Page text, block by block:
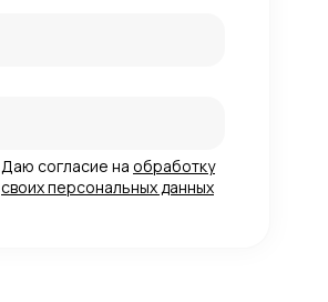
Даю согласие на обработку
своих персональных данных